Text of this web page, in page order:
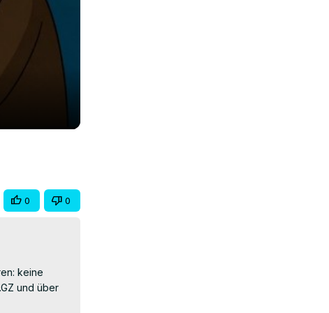
0 0
keine
und über